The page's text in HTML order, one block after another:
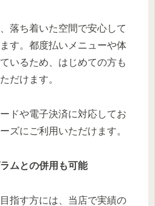
落ち着いた空間で安心して
す。都度払いメニューや体
いるため、はじめての方も
だけます。
ドや電子決済に対応してお
ズにご利用いただけます。
ムとの併用も可能
指す方には、当店で実績の